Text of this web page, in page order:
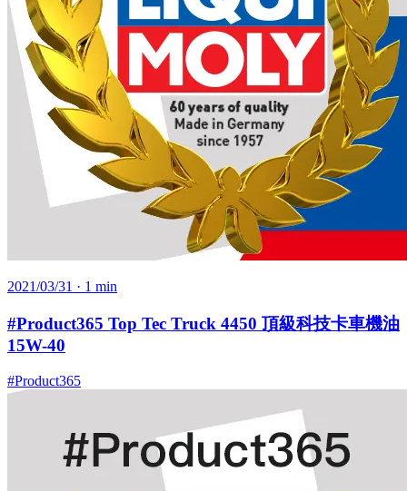
2021/03/31 · 1 min
#Product365 Top Tec Truck 4450 頂級科技卡車機油
15W-40
#Product365